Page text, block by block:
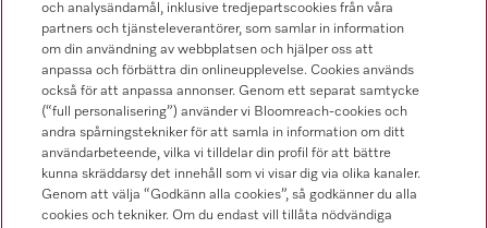
Hitta återförsäljare
Följ Miele Professional
och analysändamål, inklusive tredjepartscookies från våra
partners och tjänsteleverantörer, som samlar in information
om din användning av webbplatsen och hjälper oss att
anpassa och förbättra din onlineupplevelse. Cookies används
också för att anpassa annonser. Genom ett separat samtycke
(“full personalisering”) använder vi Bloomreach-cookies och
andra spårningstekniker för att samla in information om ditt
användarbeteende, vilka vi tilldelar din profil för att bättre
kunna skräddarsy det innehåll som vi visar dig via olika kanaler.
Genom att välja “Godkänn alla cookies”, så godkänner du alla
cookies och tekniker. Om du endast vill tillåta nödvändiga